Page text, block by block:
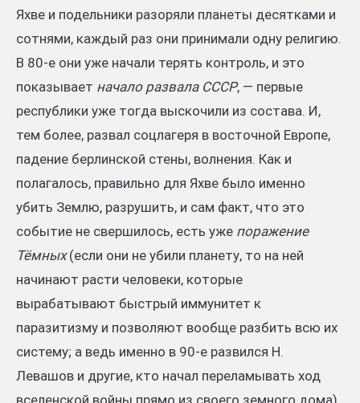
Яхве и подельники разоряли планеты десятками и
сотнями, каждый раз они принимали одну религию.
В 80-е они уже начали терять контроль, и это
показывает начало развала СССР, — первые
республики уже тогда выскочили из состава. И,
тем более, развал соцлагеря в восточной Европе,
падение берлинской стены, волнения. Как и
полагалось, правильно для Яхве было именно
убить Землю, разрушить, и сам факт, что это
событие не свершилось, есть уже поражение
Тёмных(если они не убили планету, то на ней
начинают расти человеки, которые
вырабатывают быстрый иммунитет к
паразитизму и позволяют вообще разбить всю их
систему; а ведь именно в 90-е развился Н.
Левашов и другие, кто начал переламывать ход
вселенской войны прямо из своего земного дома).